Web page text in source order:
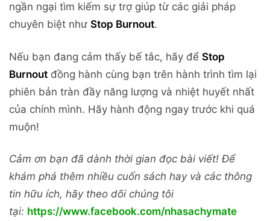
ngần ngại tìm kiếm sự trợ giúp từ các giải pháp
chuyên biệt như Stop Burnout.
Nếu bạn đang cảm thấy bế tắc, hãy để Stop
Burnout đồng hành cùng bạn trên hành trình tìm lại
phiên bản tràn đầy năng lượng và nhiệt huyết nhất
của chính mình. Hãy hành động ngay trước khi quá
muộn!
Cảm ơn bạn đã dành thời gian đọc bài viết! Để
khám phá thêm nhiều cuốn sách hay và các thông
tin hữu ích, hãy theo dõi chúng tôi
tại: https://www.facebook.com/nhasachymate